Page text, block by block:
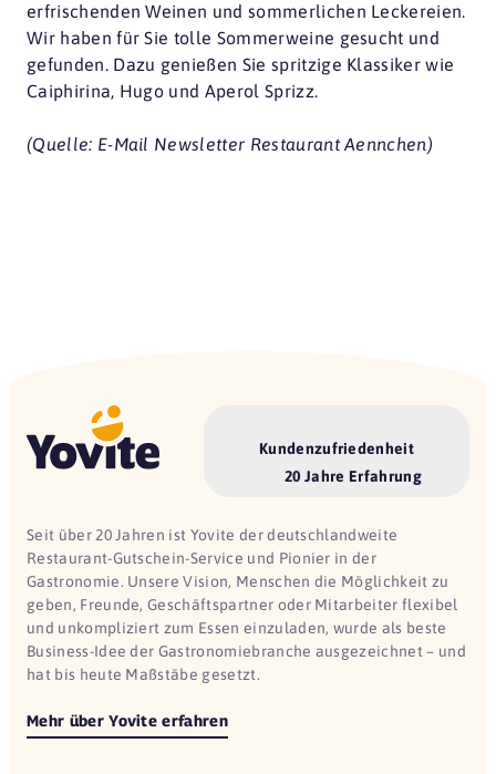
erfrischenden Weinen und sommerlichen Leckereien.
Wir haben für Sie tolle Sommerweine gesucht und
gefunden. Dazu genießen Sie spritzige Klassiker wie
Caiphirina, Hugo und Aperol Sprizz.
(Quelle: E-Mail Newsletter Restaurant Aennchen)
Kundenzufriedenheit
20 Jahre Erfahrung
Seit über 20 Jahren ist Yovite der deutschlandweite
Restaurant-Gutschein-Service und Pionier in der
Gastronomie. Unsere Vision, Menschen die Möglichkeit zu
geben, Freunde, Geschäftspartner oder Mitarbeiter flexibel
und unkompliziert zum Essen einzuladen, wurde als beste
Business-Idee der Gastronomiebranche ausgezeichnet – und
hat bis heute Maßstäbe gesetzt.
Mehr über Yovite erfahren